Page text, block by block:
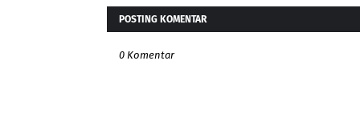
POSTING KOMENTAR
0 Komentar